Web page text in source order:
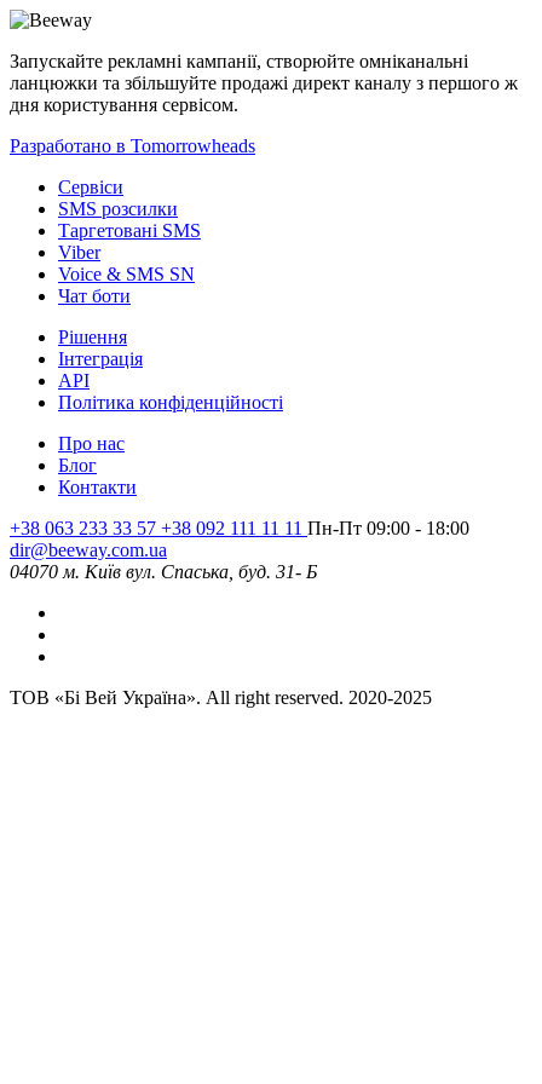
Запускайте рекламні кампанії, створюйте омніканальні
ланцюжки та збільшуйте продажі директ каналу з першого ж
дня користування сервісом.
Разработано в Tomorrowheads
Сервіси
SMS розсилки
Таргетовані SMS
Viber
Voice & SMS SN
Чат боти
Рішення
Інтеграція
API
Політика конфіденційності
Про нас
Блог
Контакти
+38 063 233 33 57 +38 092 111 11 11 Пн-Пт 09:00 - 18:00
dir@beeway.com.ua
04070 м. Київ вул. Спаська, буд. 31- Б
ТОВ «Бі Вей Україна». All right reserved. 2020-2025